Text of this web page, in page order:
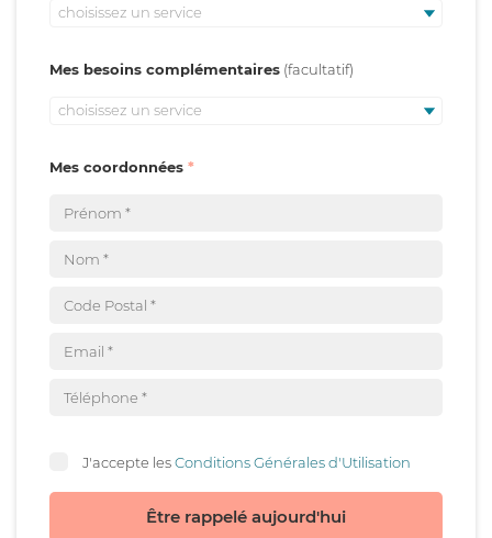
choisissez un service
Mes besoins complémentaires
choisissez un service
Mes coordonnées
J'accepte lesConditions Générales d'Utilisation
Être rappelé aujourd'hui